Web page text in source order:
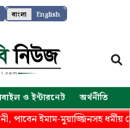
বাংলা English
ও ইন্টারনেট অর্থনীতি
ইমাম-মুয়াজ্জিনসহ ধর্মীয় নেতারা